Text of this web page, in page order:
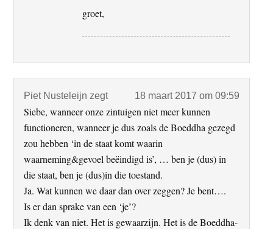
groet,
Piet Nusteleijn zegt 18 maart 2017 om 09:59
Siebe, wanneer onze zintuigen niet meer kunnen
functioneren, wanneer je dus zoals de Boeddha gezegd
zou hebben ‘in de staat komt waarin
waarneming&gevoel beëindigd is’, … ben je (dus) in
die staat, ben je (dus)in die toestand.
Ja. Wat kunnen we daar dan over zeggen? Je bent….
Is er dan sprake van een ‘je’?
Ik denk van niet. Het is gewaarzijn. Het is de Boeddha-